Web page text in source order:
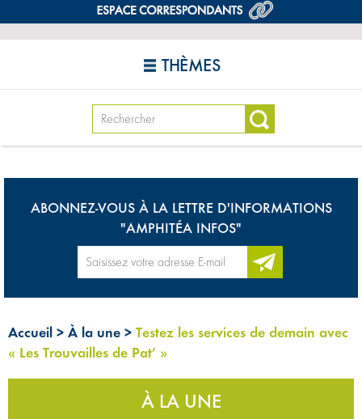
THÈMES
ABONNEZ-VOUS À LA LETTRE D'INFORMATIONS
"AMPHITÉA INFOS"
Accueil > À la une > Testez les services de demain avec
« Les Trouvailles de Pat’ »
À LA UNE